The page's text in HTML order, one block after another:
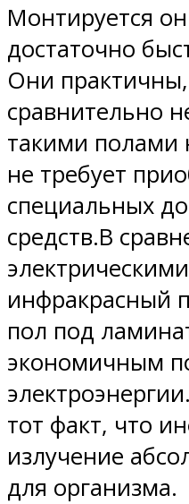
Монтируется
достаточно
Они
сравнительно
такими полами
не требует
специальных
средств.В
инфракрасный
пол под
экономичным
тот факт, что
излучение
для организма.